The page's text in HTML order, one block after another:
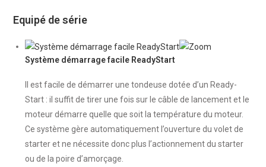
Equipé de série
Système démarrage facile ReadyStart
Il est facile de démarrer une tondeuse dotée d’un Ready-
Start : il suffit de tirer une fois sur le câble de lancement et le
moteur démarre quelle que soit la température du moteur.
Ce système gère automatiquement l’ouverture du volet de
starter et ne nécessite donc plus l’actionnement du starter
ou de la poire d’amorçage.